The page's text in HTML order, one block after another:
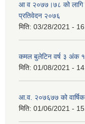
आ व २०७७।७८ को लागि
प्रतिवेदन २०७६
मिति: 03/28/2021 -
कमल बुलेटिन वर्ष ३ अंक १
मिति: 01/08/2021 -
आ.व. २०७६७७ को वार्षिक
मिति: 01/06/2021 -